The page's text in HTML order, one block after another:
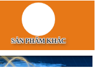
SẢN PHẨM KHÁC